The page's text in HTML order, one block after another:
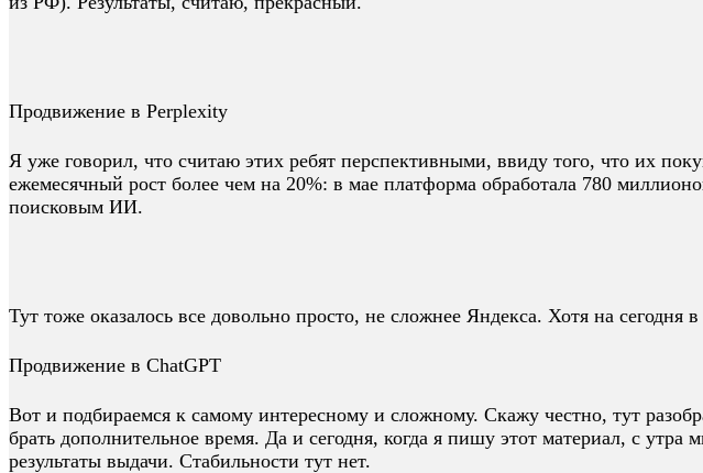
Продвижение в Perplexity
Я уже говорил, что считаю этих ребят перспективными, ввиду того, что их
ежемесячный рост более чем на 20%: в мае платформа обработала 780
поисковым ИИ.
Тут тоже оказалось все довольно просто, не сложнее Яндекса. Хотя на
Продвижение в ChatGPT
Вот и подбираемся к самому интересному и сложному. Скажу честно, тут
брать дополнительное время. Да и сегодня, когда я пишу этот материал, с
результаты выдачи. Стабильности тут нет.